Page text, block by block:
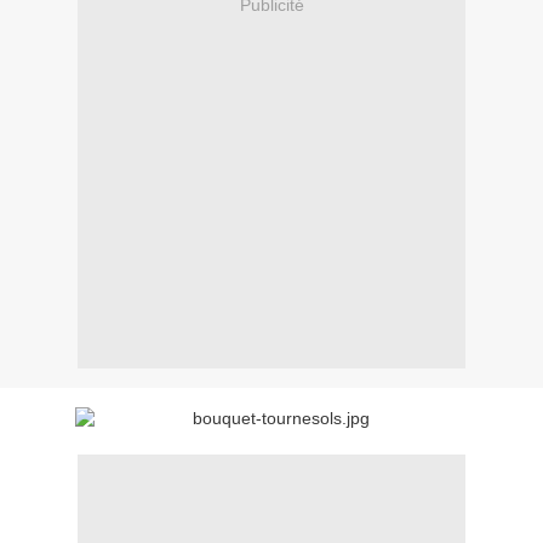
Publicité